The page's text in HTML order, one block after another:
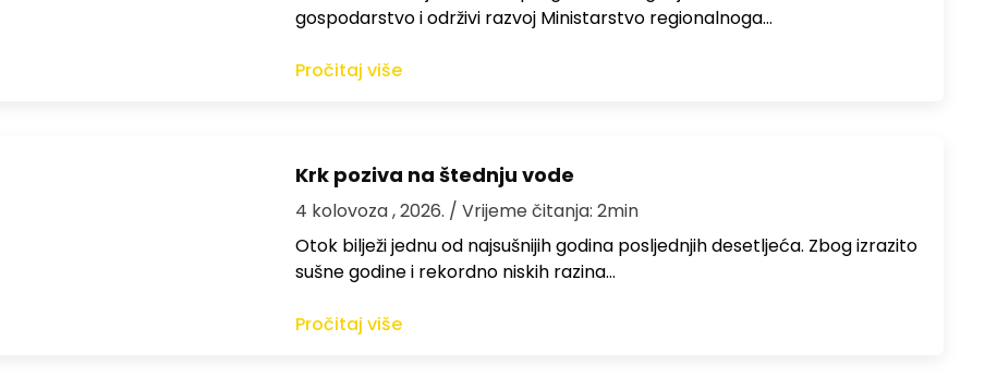
gospodarstvo i održivi razvoj Ministarstvo regionalnoga…
Pročitaj više
Krk poziva na štednju vode
4 kolovoza , 2026. / Vrijeme čitanja: 2min
Otok bilježi jednu od najsušnijih godina posljednjih desetljeća. Zbog izrazito
sušne godine i rekordno niskih razina…
Pročitaj više